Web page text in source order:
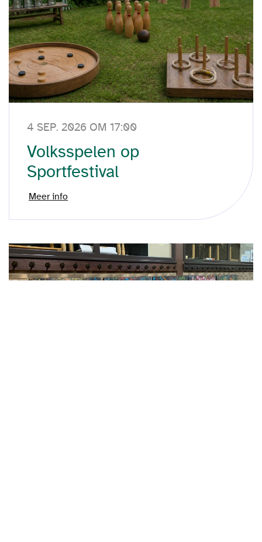
4 SEP. 2026 OM 17:00
Volksspelen op
Sportfestival
Meer info